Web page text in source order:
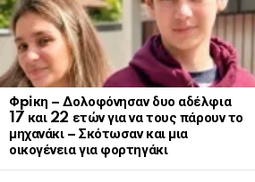
Φpiκη – Δολοφόνησαν δυο αδέλφια
17 και 22 ετών για να τους πάρουν το
μηχανάκι – Σκότωσαν και μια
οικογένεια για φορτηγάκι